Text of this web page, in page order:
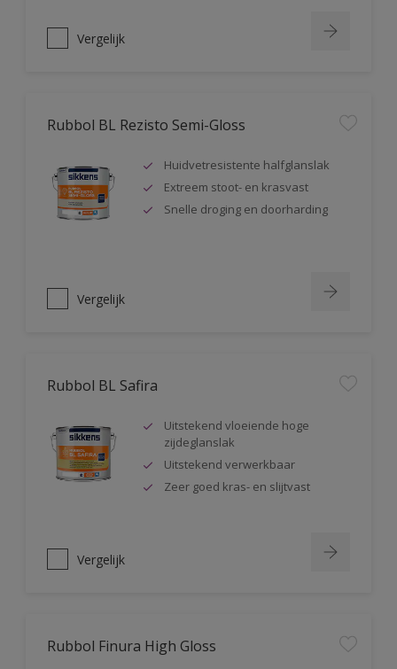
Vergelijk
Rubbol BL Rezisto Semi-Gloss
Huidvetresistente halfglanslak
Extreem stoot- en krasvast
Snelle droging en doorharding
Vergelijk
Rubbol BL Safira
Uitstekend vloeiende hoge
zijdeglanslak
Uitstekend verwerkbaar
Zeer goed kras- en slijtvast
Vergelijk
Rubbol Finura High Gloss